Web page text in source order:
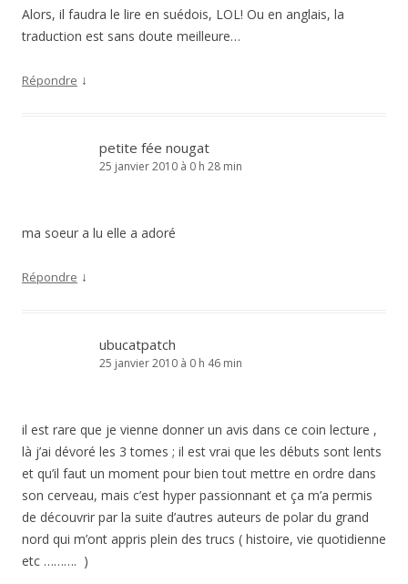
Alors, il faudra le lire en suédois, LOL! Ou en anglais, la
traduction est sans doute meilleure…
Répondre ↓
petite fée nougat
25 janvier 2010 à 0 h 28 min
ma soeur a lu elle a adoré
Répondre ↓
ubucatpatch
25 janvier 2010 à 0 h 46 min
il est rare que je vienne donner un avis dans ce coin lecture ,
là j’ai dévoré les 3 tomes ; il est vrai que les débuts sont lents
et qu’il faut un moment pour bien tout mettre en ordre dans
son cerveau, mais c’est hyper passionnant et ça m’a permis
de découvrir par la suite d’autres auteurs de polar du grand
nord qui m’ont appris plein des trucs ( histoire, vie quotidienne
etc ………. )